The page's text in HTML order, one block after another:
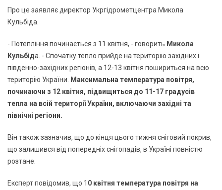
Про це заявляє директор Укргідрометцентра Микола
Кульбіда.
- Потепління починається з 11 квітня, - говорить Микола
Кульбіда. - Спочатку тепло прийде на територію західних і
південно-західних регіонів, а 12-13 квітня пошириться на всю
територію України.
Максимальна температура повітря,
починаючи з 12 квітня, підвищиться до 11-17 градусів
тепла на всій території України, включаючи західні та
північні регіони.
Він також зазначив, що до кінця цього тижня сніговий покрив,
що залишився від попередніх снігопадів, в Україні повністю
розтане.
Експерт повідомив, що 1 0 квітня температура повітря на